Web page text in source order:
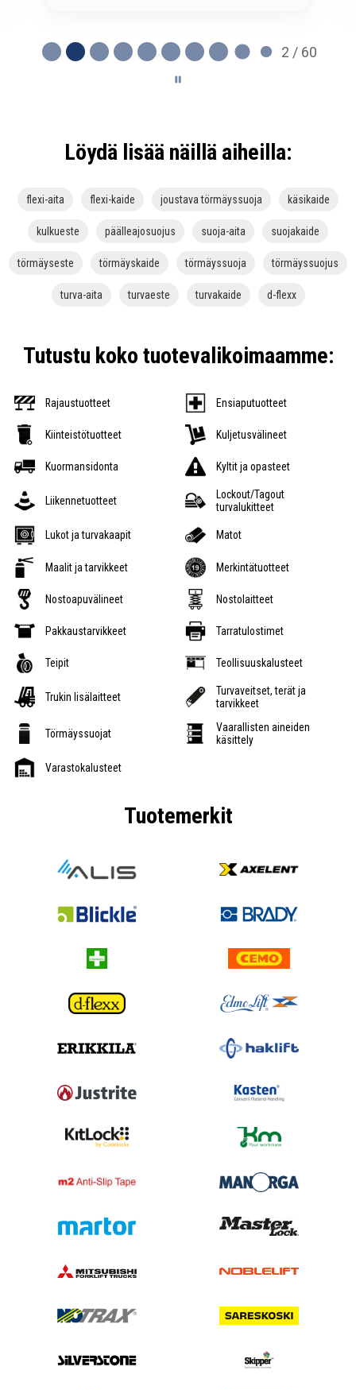
2 / 60
Löydä lisää näillä aiheilla:
flexi-aita flexi-kaide joustava törmäyssuoja käsikaide
kulkueste päälleajosuojus suoja-aita suojakaide
törmäyseste törmäyskaide törmäyssuoja törmäyssuojus
turva-aita turvaeste turvakaide d-flexx
Tutustu koko tuotevalikoimaamme:
Rajaustuotteet Ensiaputuotteet
Kiinteistötuotteet Kuljetusvälineet
Kuormansidonta Kyltit ja opasteet
Liikennetuotteet
Lockout/Tagout
turvalukitteet
Lukot ja turvakaapit Matot
Maalit ja tarvikkeet Merkintätuotteet
Nostoapuvälineet Nostolaitteet
Pakkaustarvikkeet Tarratulostimet
Teipit Teollisuuskalusteet
Trukin lisälaitteet
Turvaveitset, terät ja
tarvikkeet
Törmäyssuojat
Vaarallisten aineiden
käsittely
Varastokalusteet
Tuotemerkit